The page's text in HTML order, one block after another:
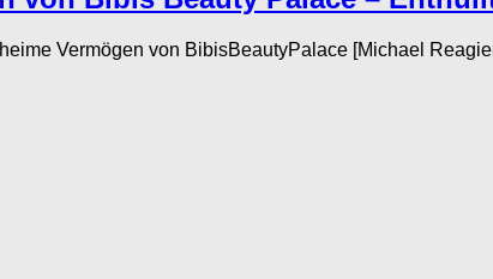
Vermögen von BibisBeautyPalace [Michael